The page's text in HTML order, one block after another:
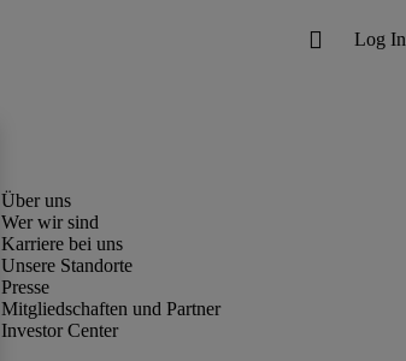
Wer wir sind
Karriere bei uns
Unsere Standorte
Presse
Mitgliedschaften und Partner
Investor Center